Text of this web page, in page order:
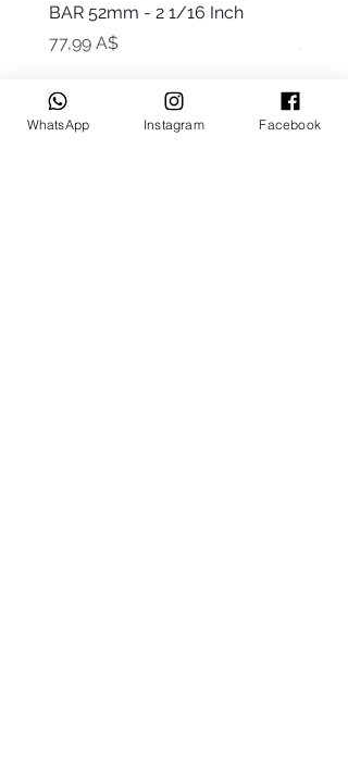
BAR 52mm - 2 1/16 Inch
Цена
77,99 A$
WhatsApp Instagram Facebook